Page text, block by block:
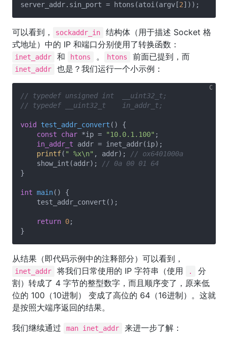
server_addr.sin_port = htons(atoi(argv[2
可以看到， sockaddr_in
结构体（用于描述 Socket 格
式地址）中的 IP 和端口分别使用了转换函数：
inet_addr 和 htons 。 htons 前面已提到，而
inet_addr 也是？我们运行一个小示例：
// typedef unsigned int  __uint32_t;
// typedef __uint32_t    in_addr_t;
void test_addr_convert ()
{
const
char *ip = "10.0.1.100" ;
in_addr_t addr = inet_addr(ip);
printf( " %x\n" , addr); // ox6401000a
    show_int(addr);
// 0a 00 01 64
}
int main()
{
    test_addr_convert();
return 0;
从结果（即代码示例中的注释部分）可以看到，
inet_addr 将我们日常使用的 IP 字符串（使用 .
分
割）转成了 4 字节的整型数字，而且顺序变了，原来低
位的 100（10进制） 变成了高位的 64（16进制）。这就
是按照大端序返回的结果。
我们继续通过
man inet_addr 来进一步了解：